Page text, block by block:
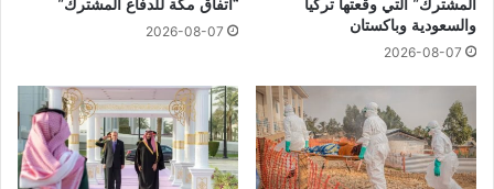
المشترك” التي وقعتها تركيا
والسعودية وباكستان
2026-08-07
“اتفاق مكة للدفاع المشترك”
2026-08-07